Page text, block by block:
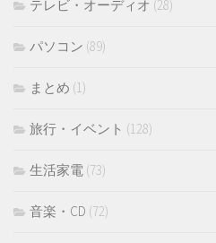
テレビ・オーディオ (28)
パソコン (89)
まとめ (1)
旅行・イベント (128)
生活家電 (73)
音楽・CD (72)